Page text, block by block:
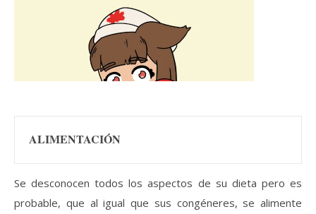
ALIMENTACIÓN
Se desconocen todos los aspectos de su dieta pero es
probable, que al igual que sus congéneres, se alimente